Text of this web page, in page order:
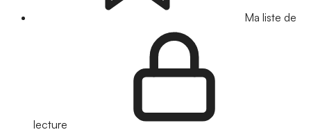
Ma liste de
lecture